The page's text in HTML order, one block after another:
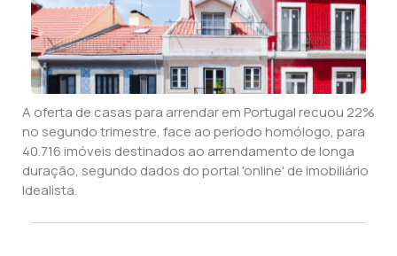
A oferta de casas para arrendar em Portugal recuou 22%
no segundo trimestre, face ao período homólogo, para
40.716 imóveis destinados ao arrendamento de longa
duração, segundo dados do portal 'online' de imobiliário
Idealista.